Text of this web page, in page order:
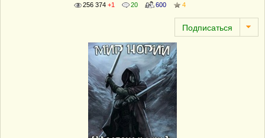
256 374 +1 20 600 4